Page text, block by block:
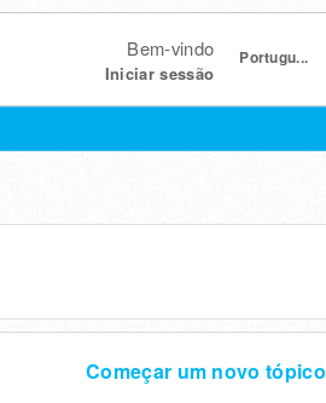
Portugu...
Bem-vindo
Iniciar sessão
Começar um novo tópico